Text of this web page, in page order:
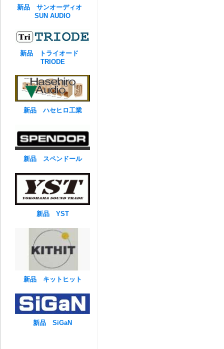
新品 サンオーディオ
SUN AUDIO
新品 トライオード
TRIODE
新品 ハセヒロ工業
新品 スペンドール
新品 YST
新品 キットヒット
新品 SiGaN